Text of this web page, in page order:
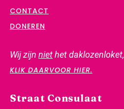
CONTACT
DONEREN
Wij zijn niethet daklozenloket,
KLIK DAARVOOR HIER.
Straat Consulaat